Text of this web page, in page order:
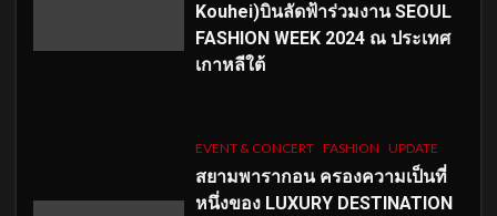
Kouhei)บินลัดฟ้าร่วมงาน SEOUL
FASHION WEEK 2024 ณ ประเทศ
เกาหลีใต้
EVENT & CONCERT FASHION UPDATE
สยามพารากอน ครองความเป็นที่
หนึ่งของ LUXURY DESTINATION